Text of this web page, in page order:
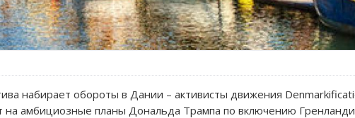
набирает обороты в Дании – активисты движения
на амбициозные планы Дональда Трампа по включению